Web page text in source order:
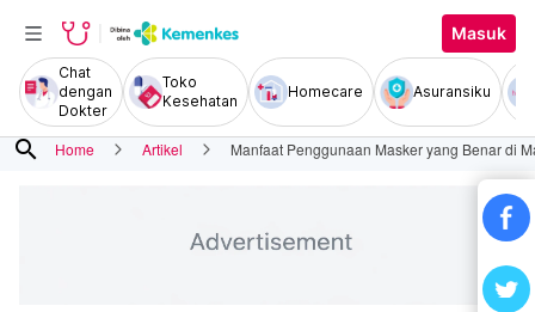
Masuk
Chat
dengan
Dokter
Toko
Kesehatan
Homecare Asuransiku
search Home Artikel Manfaat Penggunaan Masker yang Benar di